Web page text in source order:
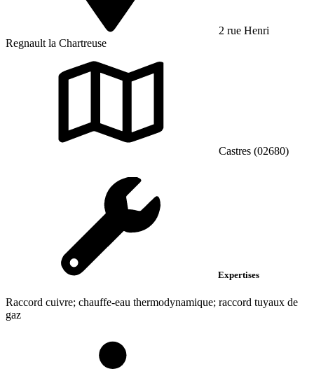
2 rue Henri
Regnault la Chartreuse
Castres (02680)
Expertises
Raccord cuivre; chauffe-eau thermodynamique; raccord tuyaux de
gaz